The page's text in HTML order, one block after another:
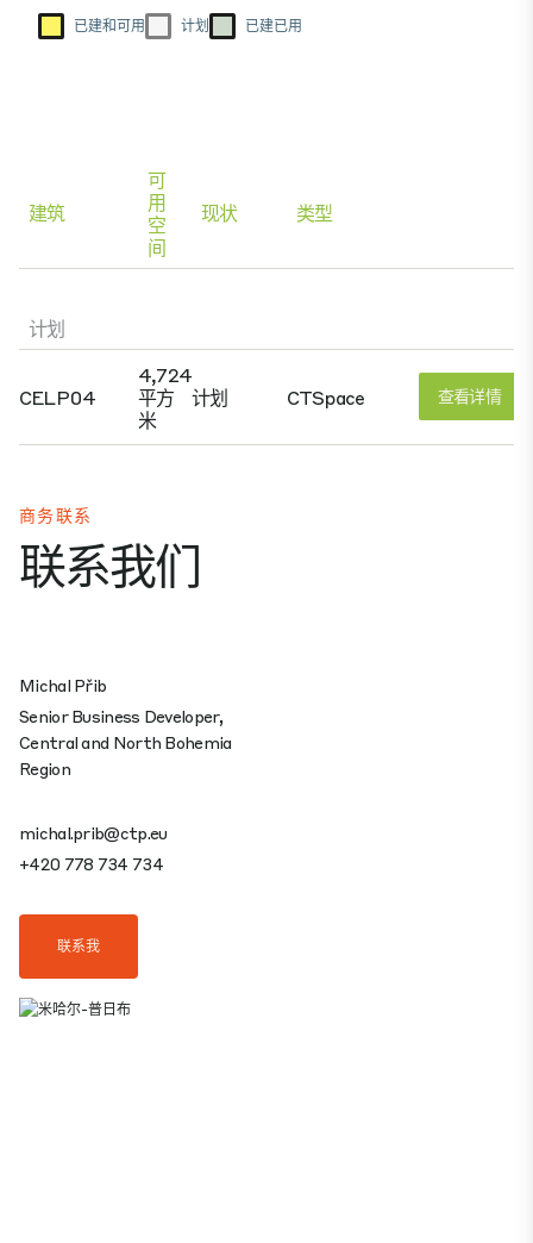
已建和可用 计划 已建已用
建筑
可
用
空
间
现状 类型
计划
CELP04
4,724
平方
米
计划 CTSpace 查看详情
商务联系
联系我们
Michal Přib
Senior Business Developer,
Central and North Bohemia
Region
michal.prib@ctp.eu
+420 778 734 734
联系我